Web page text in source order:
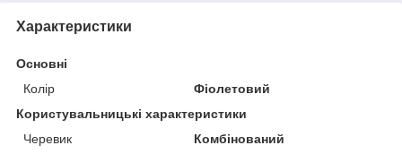
Характеристики
Основні
Колір
Фіолетовий
Користувальницькі характеристики
Черевик
Комбінований